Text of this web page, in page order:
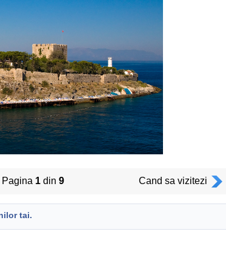
Pagina 1din 9 Cand sa vizitezi
tai.